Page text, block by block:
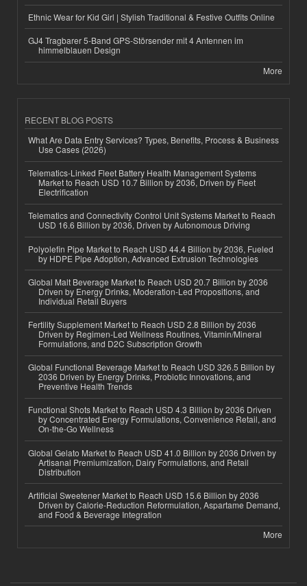
Ethnic Wear for Kid Girl | Stylish Traditional & Festive Outfits Online
GJ4 Tragbarer 5-Band GPS-Störsender mit 4 Antennen im
himmelblauen Design
More
RECENT BLOG POSTS
What Are Data Entry Services? Types, Benefits, Process & Business
Use Cases (2026)
Telematics-Linked Fleet Battery Health Management Systems
Market to Reach USD 10.7 Billion by 2036, Driven by Fleet
Electrification
Telematics and Connectivity Control Unit Systems Market to Reach
USD 16.6 Billion by 2036, Driven by Autonomous Driving
Polyolefin Pipe Market to Reach USD 44.4 Billion by 2036, Fueled
by HDPE Pipe Adoption, Advanced Extrusion Technologies
Global Malt Beverage Market to Reach USD 20.7 Billion by 2036
Driven by Energy Drinks, Moderation-Led Propositions, and
Individual Retail Buyers
Fertility Supplement Market to Reach USD 2.8 Billion by 2036
Driven by Regimen-Led Wellness Routines, Vitamin/Mineral
Formulations, and D2C Subscription Growth
Global Functional Beverage Market to Reach USD 326.5 Billion by
2036 Driven by Energy Drinks, Probiotic Innovations, and
Preventive Health Trends
Functional Shots Market to Reach USD 4.3 Billion by 2036 Driven
by Concentrated Energy Formulations, Convenience Retail, and
On-the-Go Wellness
Global Gelato Market to Reach USD 41.0 Billion by 2036 Driven by
Artisanal Premiumization, Dairy Formulations, and Retail
Distribution
Artificial Sweetener Market to Reach USD 15.6 Billion by 2036
Driven by Calorie-Reduction Reformulation, Aspartame Demand,
and Food & Beverage Integration
More